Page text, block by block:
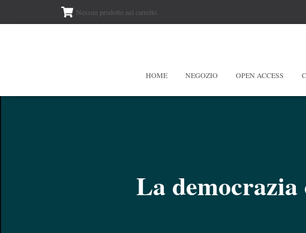
Nessun prodotto nel carrello.
HOME NEGOZIO OPEN ACCESS
La